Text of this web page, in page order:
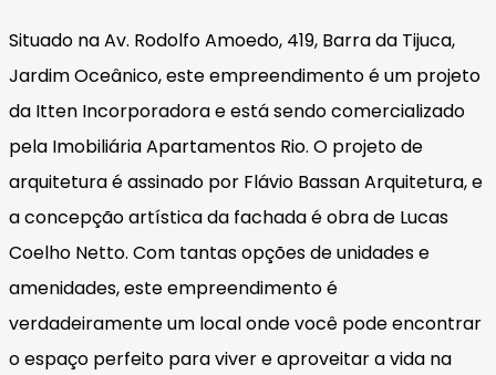
Situado na Av. Rodolfo Amoedo, 419, Barra da Tijuca,
Jardim Oceânico, este empreendimento é um projeto
da Itten Incorporadora e está sendo comercializado
pela Imobiliária Apartamentos Rio. O projeto de
arquitetura é assinado por Flávio Bassan Arquitetura, e
a concepção artística da fachada é obra de Lucas
Coelho Netto. Com tantas opções de unidades e
amenidades, este empreendimento é
verdadeiramente um local onde você pode encontrar
o espaço perfeito para viver e aproveitar a vida na